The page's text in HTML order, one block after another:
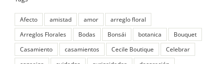
Afecto amistad amor
arreglo floral
Arreglos Florales
Bodas Bonsái botanica
Bouquet
Casamiento
casamientos Cecile Boutique
Celebrar